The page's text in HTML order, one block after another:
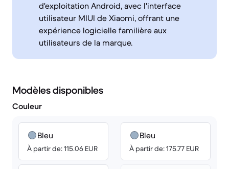
d'exploitation Android, avec l'interface
utilisateur MIUI de Xiaomi, offrant une
expérience logicielle familière aux
utilisateurs de la marque.
Modèles disponibles
Couleur
Bleu
À partir de: 115.06 EUR
Bleu
À partir de: 175.77 EUR